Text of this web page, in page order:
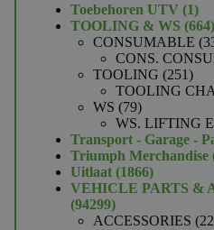
Toebehoren UTV 11
TOOLING & WS 664
CONSUMABLE
CONS.
TOOLING 251251
TOOLING
WS 7979
producten
WS. LIFTING
Transport - Garage -
Triumph Merchandise
Uitlaat 18661866
producten
VEHICLE PARTS &
9429994299
producten
ACCESSORIES